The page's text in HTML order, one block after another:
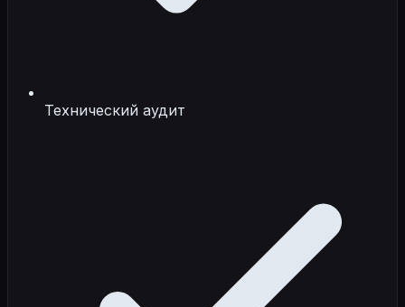
Технический аудит